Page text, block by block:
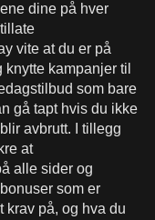
dine på hver
vite at du er på
kampanjer til
som bare
gå tapt hvis du ikke
avbrutt. I tillegg
at
alle sider og
som er
krav på, og hva du